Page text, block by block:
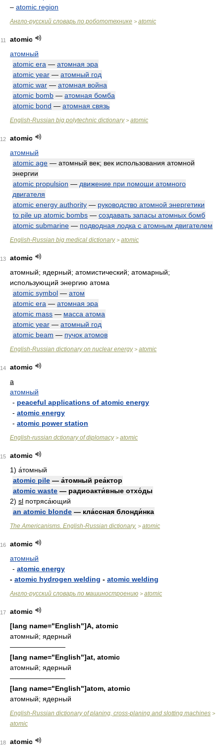
– atomic region
Англо-русский словарь по робототехнике > atomic
11
atomic
атомный
atomic era — атомная эра
atomic year — атомный год
atomic war — атомная война
atomic bomb — атомная бомба
atomic bond — атомная связь
English-Russian big polytechnic dictionary> atomic
12
atomic
атомный
atomic age — атомный век; век использования атомной
энергии
atomic propulsion — движение при помощи атомного
двигателя
atomic energy authority — руководство атомной энергетики
to pile up atomic bombs — создавать запасы атомных бомб
atomic submarine — подводная лодка с атомным двигателем
English-Russian big medical dictionary> atomic
13
atomic
атомный; ядерный; атомистический; атомарный;
использующий энергию атома
atomic symbol — атом
atomic era — атомная эра
atomic mass — масса атома
atomic year — атомный год
atomic beam — пучок атомов
English-Russian dictionary on nuclear energy> atomic
14
atomic
a
атомный
- peaceful applications of atomic energy
- atomic energy
- atomic power station
English-russian dctionary of diplomacy> atomic
15
atomic
1) а́томный
atomic pile — а́томный реа́ктор
atomic waste — радиоакти́вные отхо́ды
2) sl потряса́ющий
an atomic blonde — кла́ссная блонди́нка
The Americanisms. English-Russian dictionary. > atomic
16
atomic
атомный
- atomic energy
- atomic hydrogen welding - atomic welding
Англо-русский словарь по машиностроению > atomic
17
atomic
[lang name="English"]A, atomic
атомный; ядерный
————————
[lang name="English"]at, atomic
атомный; ядерный
————————
[lang name="English"]atom, atomic
атомный; ядерный
English-Russian dictionary of planing, cross-planing and slotting machines >
atomic
18
atomic